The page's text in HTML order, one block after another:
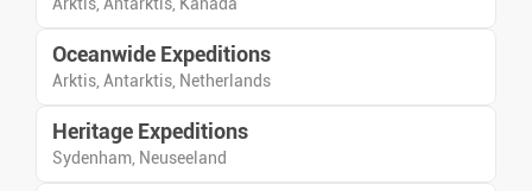
Eis und Ozean im Mittelpunkt.
Arktis, Antarktis, Kanada
Oceanwide Expeditions
Arktis, Antarktis, Netherlands
Heritage Expeditions
Sydenham, Neuseeland